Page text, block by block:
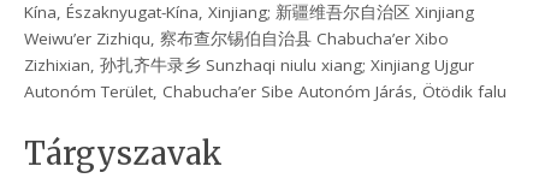
Kína, Északnyugat-Kína, Xinjiang; 新疆维吾尔自治区 Xinjiang
Weiwu’er Zizhiqu, 察布查尔锡伯自治县 Chabucha’er Xibo
Zizhixian, 孙扎齐牛录乡 Sunzhaqi niulu xiang; Xinjiang Ujgur
Autonóm Terület, Chabucha’er Sibe Autonóm Járás, Ötödik falu
Tárgyszavak